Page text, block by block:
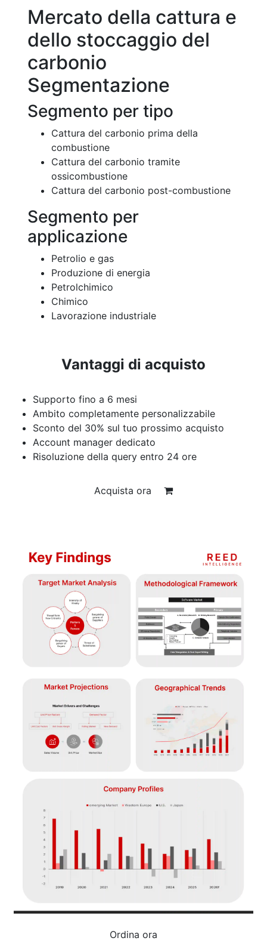
Mercato della cattura e
dello stoccaggio del
carbonio
Segmentazione
Segmento per tipo
Cattura del carbonio prima della
combustione
Cattura del carbonio tramite
ossicombustione
Cattura del carbonio post-combustione
Segmento per
applicazione
Petrolio e gas
Produzione di energia
Petrolchimico
Chimico
Lavorazione industriale
Vantaggi di acquisto
Supporto fino a 6 mesi
Ambito completamente personalizzabile
Sconto del 30% sul tuo prossimo acquisto
Account manager dedicato
Risoluzione della query entro 24 ore
Acquista ora
Ordina ora